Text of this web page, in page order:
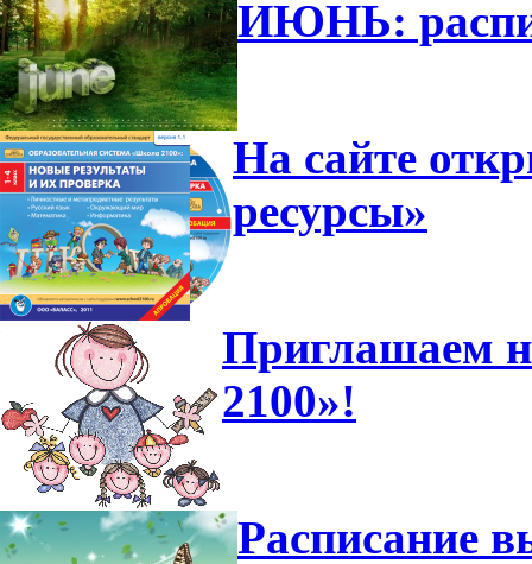
ИЮНЬ:
На сайте
ресурсы»
Приглашаем
2100»!
Расписание